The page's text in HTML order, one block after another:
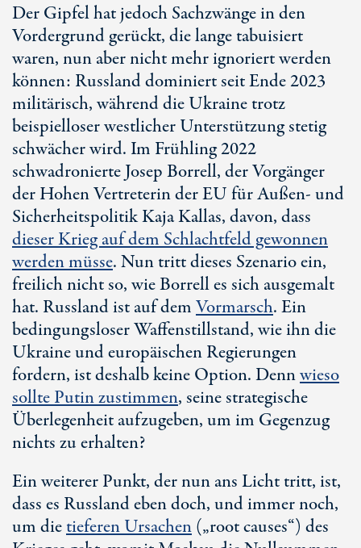
Der Gipfel hat jedoch Sachzwänge in den
Vordergrund gerückt, die lange tabuisiert
waren, nun aber nicht mehr ignoriert werden
können: Russland dominiert seit Ende 2023
militärisch, während die Ukraine trotz
beispielloser westlicher Unterstützung stetig
schwächer wird. Im Frühling 2022
schwadronierteJosep Borrell, der Vorgänger
der Hohen Vertreterin der EU für Außen- und
SicherheitspolitikKaja Kallas, davon, dass
dieser Krieg auf dem Schlachtfeld gewonnen
werden müsse. Nun tritt dieses Szenario ein,
freilich nicht so, wie Borrell es sich ausgemalt
hat. Russland ist auf demVormarsch. Ein
bedingungsloser Waffenstillstand, wie ihn die
Ukraine und europäischen Regierungen
fordern, ist deshalb keine Option. Dennwieso
sollte Putin zustimmen, seine strategische
Überlegenheit aufzugeben, um im Gegenzug
nichts zu erhalten?
Ein weiterer Punkt, der nun ans Licht tritt, ist,
dass es Russland eben doch, und immer noch,
um dietieferen Ursachen(„root causes“) des